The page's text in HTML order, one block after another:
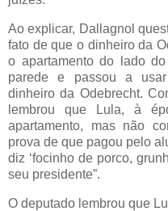
Ao explicar, Dallagnol
fato de que o dinheiro da
o apartamento do lado
parede e passou a
dinheiro da Odebrecht.
lembrou que Lula, à
apartamento, mas não
prova de que pagou pelo
diz ‘focinho de porco,
seu presidente”.
O deputado lembrou que